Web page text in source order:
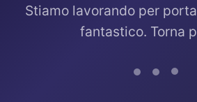
Stiamo lavorando per
fantastico. Torna